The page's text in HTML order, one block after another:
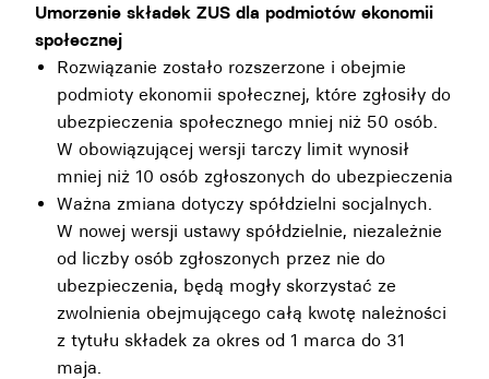
Umorzenie składek ZUS dla podmiotów ekonomii
społecznej
Rozwiązanie zostało rozszerzone i obejmie
podmioty ekonomii społecznej, które zgłosiły do
ubezpieczenia społecznego mniej niż 50 osób.
W obowiązującej wersji tarczy limit wynosił
mniej niż 10 osób zgłoszonych do ubezpieczenia
Ważna zmiana dotyczy spółdzielni socjalnych.
W nowej wersji ustawy spółdzielnie, niezależnie
od liczby osób zgłoszonych przez nie do
ubezpieczenia, będą mogły skorzystać ze
zwolnienia obejmującego całą kwotę należności
z tytułu składek za okres od 1 marca do 31
maja.